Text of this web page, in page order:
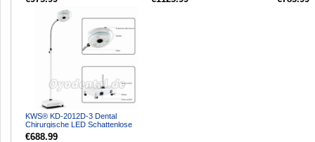
KWS® KD-2012D-3 Dental
Chirurgische LED Schattenlose
Lampe (Grundtyp, Stehtyp)
€688.99